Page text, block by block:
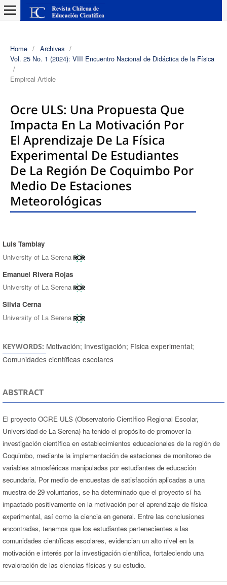
Home / Archives /
Vol. 25 No. 1 (2024): VIII Encuentro Nacional de Didáctica de la Física
/
Empircal Article
Ocre ULS: Una Propuesta Que
Impacta En La Motivación Por
El Aprendizaje De La Física
Experimental De Estudiantes
De La Región De Coquimbo Por
Medio De Estaciones
Meteorológicas
Authors
Luis Tamblay
University of La Serena
Emanuel Rivera Rojas
University of La Serena
Silvia Cerna
University of La Serena
KEYWORDS: Motivación; Investigación; Física experimental;
Comunidades científicas escolares
ABSTRACT
El proyecto OCRE ULS (Observatorio Científico Regional Escolar,
Universidad de La Serena) ha tenido el propósito de promover la
investigación científica en establecimientos educacionales de la región de
Coquimbo, mediante la implementación de estaciones de monitoreo de
variables atmosféricas manipuladas por estudiantes de educación
secundaria. Por medio de encuestas de satisfacción aplicadas a una
muestra de 29 voluntarios, se ha determinado que el proyecto sí ha
impactado positivamente en la motivación por el aprendizaje de física
experimental, así como la ciencia en general. Entre las conclusiones
encontradas, tenemos que los estudiantes pertenecientes a las
comunidades científicas escolares, evidencian un alto nivel en la
motivación e interés por la investigación científica, fortaleciendo una
revaloración de las ciencias físicas y su estudio.